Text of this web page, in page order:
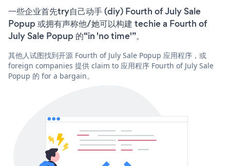
一些企业首先try自己动手 (diy) Fourth of July Sale
Popup 或拥有声称他/她可以构建 techie a Fourth of
July Sale Popup 的“in 'no time'”。
其他人试图找到开源 Fourth of July Sale Popup 应用程序，或
foreign companies 提供 claim to 应用程序 Fourth of July Sale
Popup 的 for a bargain。